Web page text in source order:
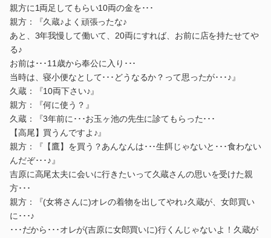
親方に1両足してもらい10両の金を･･･
親方：『久蔵♪よく頑張ったな♪
あと、3年我慢して働いて、20両にすれば、お前に店を持たせてや
る♪
お前は･･･11歳から奉公に入り･･･
当時は、寝小便なとして･･･どうなるか？って思ったが･･･♪』
久蔵：『10両下さい♪』
親方：『何に使う？』
久蔵：『3年前に･･･お玉ヶ池の先生に診てもらった･･･
【高尾】買うんですよ♪』
親方：『【鷹】を買う？あんなんは･･･生餌じゃないと･･･食わない
んだぞ･･･♪』
吉原に高尾太夫に会いに行きたいって久蔵さんの思いを受けた親
方･･･
親方：『(女将さんに)オレの着物を出してやれ♪久蔵が、女郎買い
に･･･♪
･･･だから･･･オレが(吉原に女郎買いに)行くんじゃないよ！久蔵が